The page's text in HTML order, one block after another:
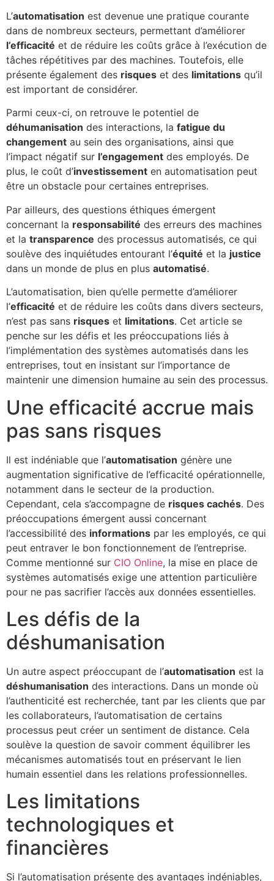
L’automatisation est devenue une pratique courante
dans de nombreux secteurs, permettant d’améliorer
l’efficacité et de réduire les coûts grâce à l’exécution de
tâches répétitives par des machines. Toutefois, elle
présente également des risques et des limitations qu’il
est important de considérer.
Parmi ceux-ci, on retrouve le potentiel de
déhumanisation des interactions, la fatigue du
changement au sein des organisations, ainsi que
l’impact négatif sur l’engagement des employés. De
plus, le coût d’investissement en automatisation peut
être un obstacle pour certaines entreprises.
Par ailleurs, des questions éthiques émergent
concernant la responsabilité des erreurs des machines
et la transparence des processus automatisés, ce qui
soulève des inquiétudes entourant l’équité et la justice
dans un monde de plus en plus automatisé.
L’automatisation, bien qu’elle permette d’améliorer
l’efficacité et de réduire les coûts dans divers secteurs,
n’est pas sans risques et limitations. Cet article se
penche sur les défis et les préoccupations liés à
l’implémentation des systèmes automatisés dans les
entreprises, tout en insistant sur l’importance de
maintenir une dimension humaine au sein des processus.
Une efficacité accrue mais
pas sans risques
Il est indéniable que l’automatisation génère une
augmentation significative de l’efficacité opérationnelle,
notamment dans le secteur de la production.
Cependant, cela s’accompagne de risques cachés. Des
préoccupations émergent aussi concernant
l’accessibilité des informations par les employés, ce qui
peut entraver le bon fonctionnement de l’entreprise.
Comme mentionné sur CIO Online, la mise en place de
systèmes automatisés exige une attention particulière
pour ne pas sacrifier l’accès aux données essentielles.
Les défis de la
déshumanisation
Un autre aspect préoccupant de l’automatisation est la
déshumanisation des interactions. Dans un monde où
l’authenticité est recherchée, tant par les clients que par
les collaborateurs, l’automatisation de certains
processus peut créer un sentiment de distance. Cela
soulève la question de savoir comment équilibrer les
mécanismes automatisés tout en préservant le lien
humain essentiel dans les relations professionnelles.
Les limitations
technologiques et
financières
Si l’automatisation présente des avantages indéniables,